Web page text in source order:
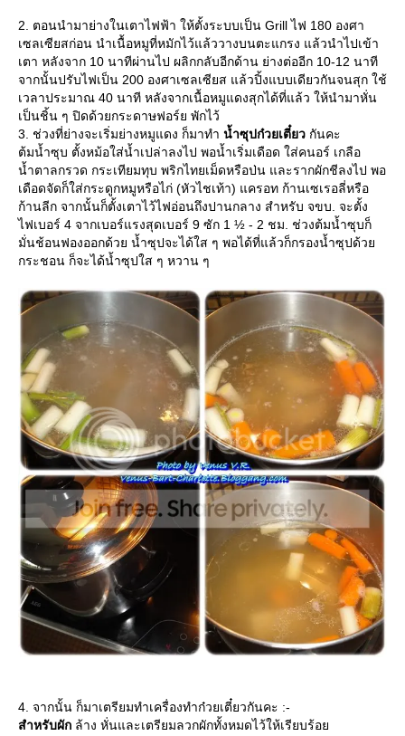
2. ตอนนำมาย่างในเตาไฟฟ้า ให้ตั้งระบบเป็น Grill ไฟ 180 องศา
เซลเซียสก่อน นำเนื้อหมูที่หมักไว้แล้ววางบนตะแกรง แล้วนำไปเข้า
เตา หลังจาก 10 นาทีผ่านไป ผลิกกลับอีกด้าน ย่างต่ออีก 10-12 นาที
จากนั้นปรับไฟเป็น 200 องศาเซลเซียส แล้วปิ้งแบบเดียวกันจนสุก ใช้
เวลาประมาณ 40 นาที หลังจากเนื้อหมูแดงสุกได้ที่แล้ว ให้นำมาหั่น
เป็นชิ้น ๆ ปิดด้วยกระดาษฟอร์ย พักไว้
3. ช่วงที่ย่างจะเริ่มย่างหมูแดง ก็มาทำ น้ำซุปก๋วยเตี๋ยว กันคะ
ต้มน้ำซุบ ตั้งหม้อใส่น้ำเปล่าลงไป พอน้ำเริ่มเดือด ใส่คนอร์ เกลือ
น้ำตาลกรวด กระเทียมทุบ พริกไทยเม็ดหรือป่น และรากผักชีลงไป พอ
เดือดจัดก็ใส่กระดูกหมูหรือไก่ (หัวไชเท้า) แครอท ก้านเซเรอลี่หรือ
ก้านลีก จากนั้นก็ตั้งเตาไว้ไฟอ่อนถึงปานกลาง สำหรับ จขบ. จะตั้ง
ไฟเบอร์ 4 จากเบอร์แรงสุดเบอร์ 9 ซัก 1 ½ - 2 ชม. ช่วงต้มน้ำซุบก็
มั่นช้อนฟองออกด้วย น้ำซุปจะได้ใส ๆ พอได้ที่แล้วก็กรองน้ำซุปด้ว
กระชอน ก็จะได้น้ำซุปใส ๆ หวาน ๆ
4. จากนั้น ก็มาเตรียมทำเครื่องทำก๋วยเตี๋ยวกันคะ :-
สำหรับผัก ล้าง หั่นและเตรียมลวกผักทั้งหมดไว้ให้เรียบร้อ